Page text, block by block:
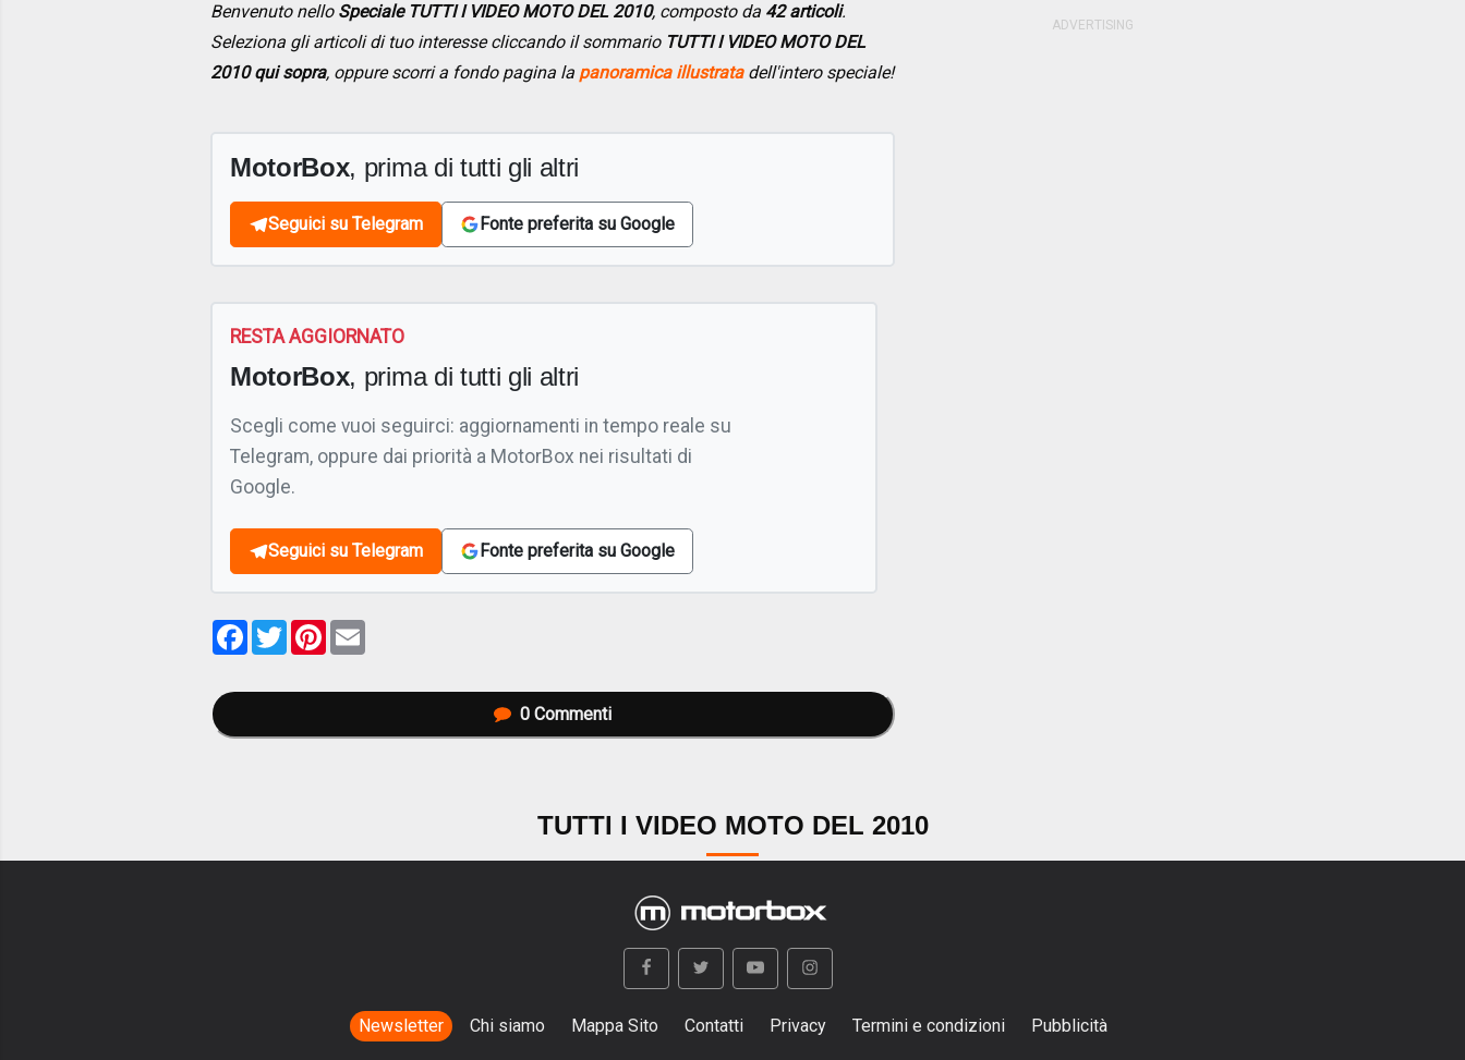
Benvenuto nello Speciale TUTTI I VIDEO MOTO DEL 2010, composto da 42 articoli.
Seleziona gli articoli di tuo interesse cliccando il sommario TUTTI I VIDEO MOTO DEL
2010 qui sopra, oppure scorri a fondo pagina la panoramica illustratadell'intero speciale!
MotorBox, prima di tutti gli altri
Seguici su Telegram Fonte preferita su Google
RESTA AGGIORNATO
MotorBox, prima di tutti gli altri
Scegli come vuoi seguirci: aggiornamenti in tempo reale su
Telegram, oppure dai priorità a MotorBox nei risultati di
Google.
Seguici su Telegram Fonte preferita su Google
Facebook
TwitterPinterest
0 Commenti
TUTTI I VIDEO MOTO DEL 2010
Newsletter Chi siamo Mappa Sito Contatti Privacy Termini e condizioni Pubblicità